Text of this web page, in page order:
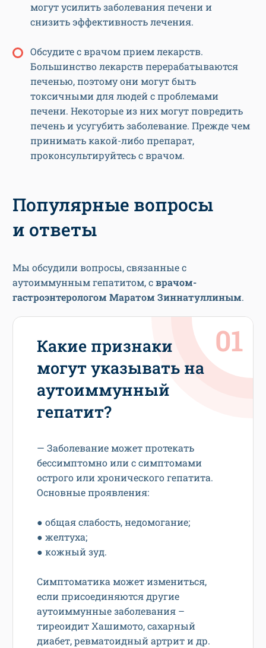
могут усилить заболевания печени и
снизить эффективность лечения.
Обсудите с врачом прием лекарств.
Большинство лекарств перерабатываются
печенью, поэтому они могут быть
токсичными для людей с проблемами
печени. Некоторые из них могут повредить
печень и усугубить заболевание. Прежде чем
принимать какой-либо препарат,
проконсультируйтесь с врачом.
Популярные вопросы
и ответы
Мы обсудили вопросы, связанные с
аутоиммунным гепатитом, сврачом-
гастроэнтерологом Маратом Зиннатуллиным.
Какие признаки
могут указывать на
аутоиммунный
гепатит?
— Заболевание может протекать
бессимптомно или с симптомами
острого или хронического гепатита.
Основные проявления:
● общая слабость, недомогание;
● желтуха;
● кожный зуд.
Симптоматика может измениться,
если присоединяются другие
аутоиммунные заболевания –
тиреоидит Хашимото, сахарный
диабет, ревматоидный артрит и др.